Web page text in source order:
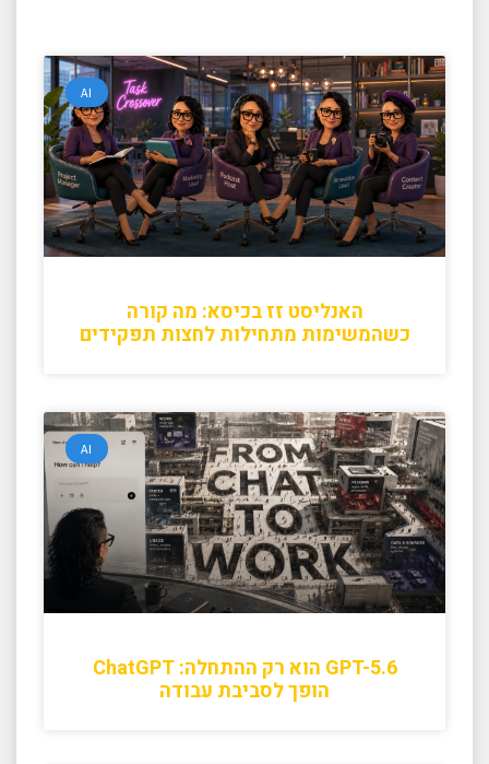
AI
האנליסט זז בכיסא: מה קורה
כשהמשימות מתחילות לחצות תפקידים
AI
GPT-5.6 הוא רק ההתחלה: ChatGPT
הופך לסביבת עבודה